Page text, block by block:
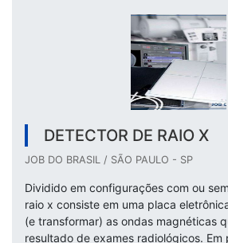
DETECTOR DE RAIO X
JOB DO BRASIL / SÃO PAULO - SP
Dividido em configurações com ou
raio x consiste em uma placa
(e transformar) as ondas magnéticas
resultado de exames radiológicos. Em